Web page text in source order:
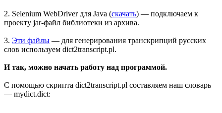
2. Selenium WebDriver для Java (скачать) — подключаем к
проекту jar-файл библиотеки из архива.
3. Эти файлы — для генерирования транскрипций русских
слов используем dict2transcript.pl.
И так, можно начать работу над программой.
С помощью скрипта dict2transcript.pl составляем наш словарь
— mydict.dict: